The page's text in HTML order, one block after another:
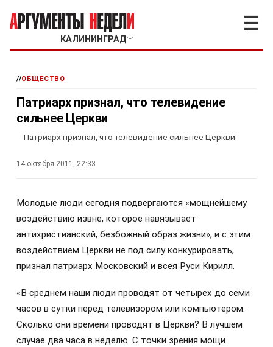
КАЛИНИНГРАД﹀
☰
//ОБЩЕСТВО
Патриарх признал, что телевидение
сильнее Церкви
Патриарх признал, что телевидение сильнее Церкви
14 октября 2011, 22:33
Молодые люди сегодня подвергаются «мощнейшему
воздействию извне, которое навязывает
антихристианский, безбожный образ жизни», и с этим
воздействием Церкви не под силу конкурировать,
признал патриарх Московский и всея Руси Кирилл.
«В среднем наши люди проводят от четырех до семи
часов в сутки перед телевизором или компьютером.
Сколько они времени проводят в Церкви? В лучшем
случае два часа в неделю. С точки зрения мощи